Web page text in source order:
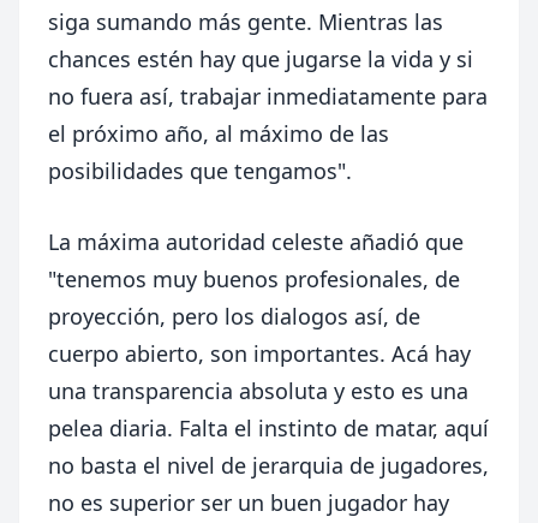
siga sumando más gente. Mientras las
chances estén hay que jugarse la vida y si
no fuera así, trabajar inmediatamente para
el próximo año, al máximo de las
posibilidades que tengamos".
La máxima autoridad celeste añadió que
"tenemos muy buenos profesionales, de
proyección, pero los dialogos así, de
cuerpo abierto, son importantes. Acá hay
una transparencia absoluta y esto es una
pelea diaria. Falta el instinto de matar, aquí
no basta el nivel de jerarquia de jugadores,
no es superior ser un buen jugador hay